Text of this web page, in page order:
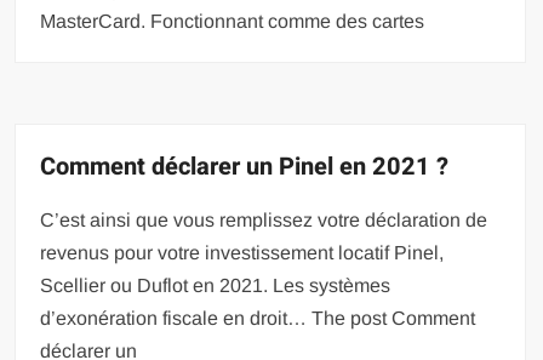
MasterCard. Fonctionnant comme des cartes
Comment déclarer un Pinel en 2021 ?
C’est ainsi que vous remplissez votre déclaration de
revenus pour votre investissement locatif Pinel,
Scellier ou Duflot en 2021. Les systèmes
d’exonération fiscale en droit… The post Comment
déclarer un